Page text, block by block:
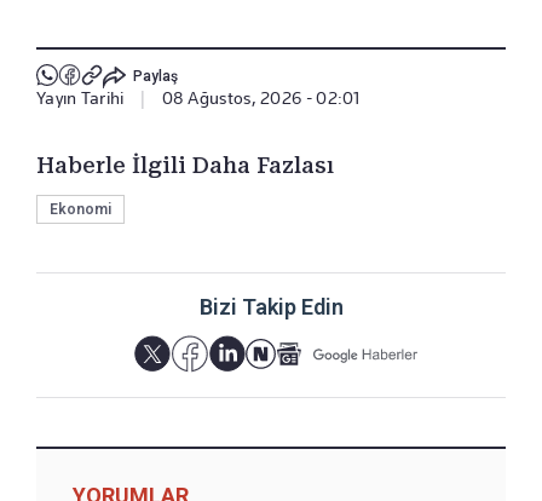
Paylaş
Yayın Tarihi 08 Ağustos, 2026 - 02:01
Haberle İlgili Daha Fazlası
Ekonomi
Bizi Takip Edin
YORUMLAR